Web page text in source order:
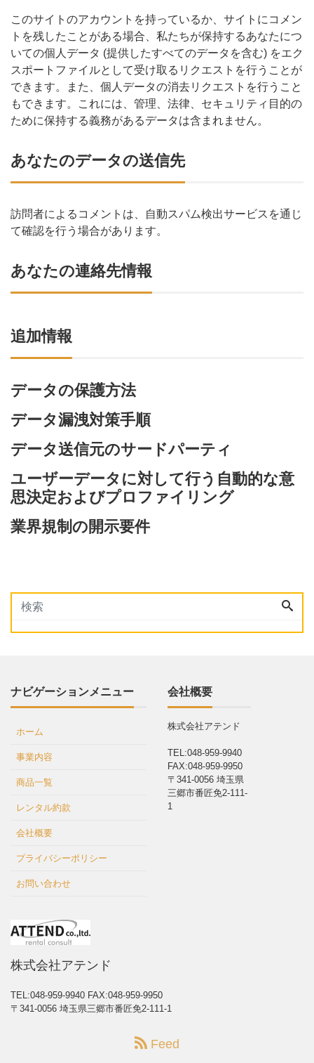
このサイトのアカウントを持っているか、サイトにコメン
トを残したことがある場合、私たちが保持するあなたにつ
いての個人データ (提供したすべてのデータを含む) をエク
スポートファイルとして受け取るリクエストを行うことが
できます。また、個人データの消去リクエストを行うこと
もできます。これには、管理、法律、セキュリティ目的の
ために保持する義務があるデータは含まれません。
あなたのデータの送信先
訪問者によるコメントは、自動スパム検出サービスを通じ
て確認を行う場合があります。
あなたの連絡先情報
追加情報
データの保護方法
データ漏洩対策手順
データ送信元のサードパーティ
ユーザーデータに対して行う自動的な意
思決定およびプロファイリング
業界規制の開示要件
ナビゲーションメニュー
ホーム
事業内容
商品一覧
レンタル約款
会社概要
プライバシーポリシー
お問い合わせ
会社概要
株式会社アテンド
TEL:048-959-9940
FAX:048-959-9950
〒341-0056 埼玉県
三郷市番匠免2-111-
1
株式会社アテンド
TEL:048-959-9940 FAX:048-959-9950
〒341-0056 埼玉県三郷市番匠免2-111-1
Feed